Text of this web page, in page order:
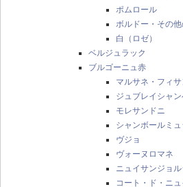
ポムロール
ボルドー・その他
白（ロゼ）
ベルジュラック
ブルゴーニュ赤
マルサネ・フィサ
ジュブレイシャ
モレサンドニ
シャンボールミ
ヴジョ
ヴォーヌロマネ
ニュイサンジョル
コート・ド・ニ